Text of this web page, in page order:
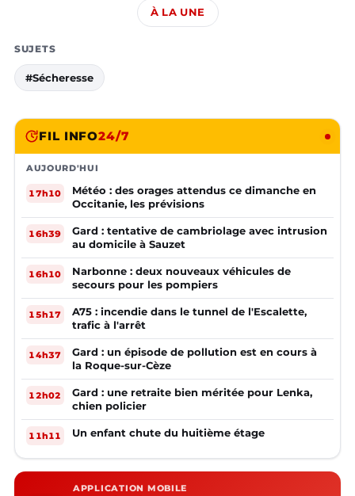
À LA UNE
SUJETS
#Sécheresse
FIL INFO24/7
AUJOURD'HUI
17h10
Météo : des orages attendus ce dimanche en
Occitanie, les prévisions
16h39
Gard : tentative de cambriolage avec intrusion
au domicile à Sauzet
16h10
Narbonne : deux nouveaux véhicules de
secours pour les pompiers
15h17
A75 : incendie dans le tunnel de l'Escalette,
trafic à l'arrêt
14h37
Gard : un épisode de pollution est en cours à
la Roque-sur-Cèze
12h02
Gard : une retraite bien méritée pour Lenka,
chien policier
11h11 Un enfant chute du huitième étage
APPLICATION MOBILE